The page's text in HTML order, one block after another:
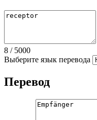
8 / 5000
Выберите язык перевода
Перевод